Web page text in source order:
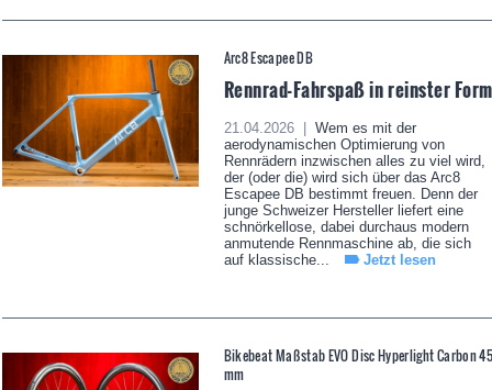
Arc8 Escapee DB
Rennrad-Fahrspaß in reinster Form
21.04.2026 |
Wem es mit der
aerodynamischen Optimierung von
Rennrädern inzwischen alles zu viel wird,
der (oder die) wird sich über das Arc8
Escapee DB bestimmt freuen. Denn der
junge Schweizer Hersteller liefert eine
schnörkellose, dabei durchaus modern
anmutende Rennmaschine ab, die sich
auf klassische...
Jetzt lesen
Bikebeat Maßstab EVO Disc Hyperlight Carbon
mm